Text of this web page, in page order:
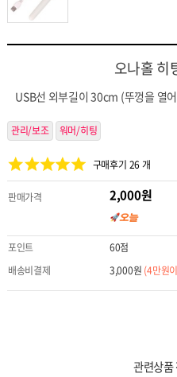
오나홀 히
USB선 외부길이 30cm (뚜껑을 열
관리/보조 워머/히팅
구매후기 26 개
판매가격 2,000원
포인트
60점
배송비결제
3,000원 (4만원
관련상품